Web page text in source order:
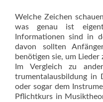
Welche Zeichen
was genau ist
Informationen sind in
davon sollten
benötigen sie, um Lieder
Im Vergleich zu
trumentalausbildung in
oder sogar dem
Pflichtkurs in